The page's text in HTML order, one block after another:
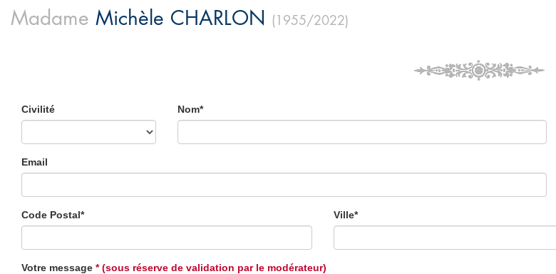
Madame Michèle CHARLON (1955/2022)
Civilité Nom*
Email
Code Postal* Ville*
Votre message * (sous réserve de validation par le modérateur)